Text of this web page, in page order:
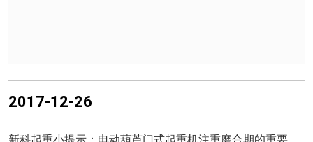
2017-12-26
新科起重小提示：电动葫芦门式起重机注重磨合期的重要意义